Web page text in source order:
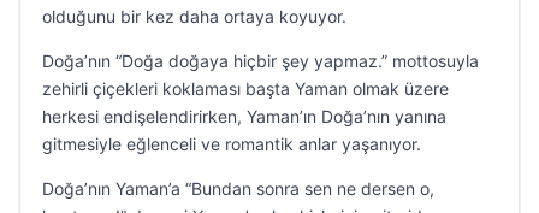
olduğunu bir kez daha ortaya koyuyor.
Doğa’nın “Doğa doğaya hiçbir şey yapmaz.” mottosuyla
zehirli çiçekleri koklaması başta Yaman olmak üzere
herkesi endişelendirirken, Yaman’ın Doğa’nın yanına
gitmesiyle eğlenceli ve romantik anlar yaşanıyor.
Doğa’nın Yaman’a “Bundan sonra sen ne dersen o,